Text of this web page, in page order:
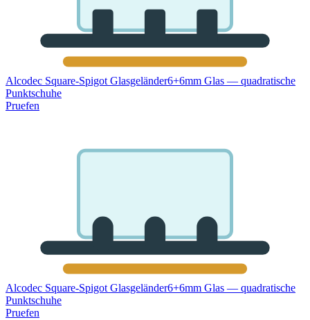
Alcodec Square-Spigot Glasgeländer6+6mm Glas — quadratische
Punktschuhe
Pruefen
Alcodec Square-Spigot Glasgeländer6+6mm Glas — quadratische
Punktschuhe
Pruefen